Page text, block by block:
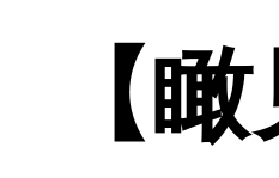
【